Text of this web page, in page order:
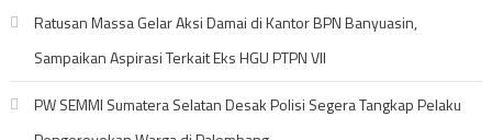
Ratusan Massa Gelar Aksi Damai di Kantor BPN Banyuasin,
Sampaikan Aspirasi Terkait Eks HGU PTPN VII
PW SEMMI Sumatera Selatan Desak Polisi Segera Tangkap Pelaku